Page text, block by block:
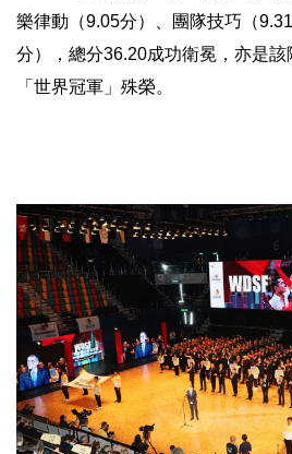
樂律動（9.05分）、團隊技巧（
分），總分36.20成功衛冕， 亦是該
「世界冠軍」殊榮。